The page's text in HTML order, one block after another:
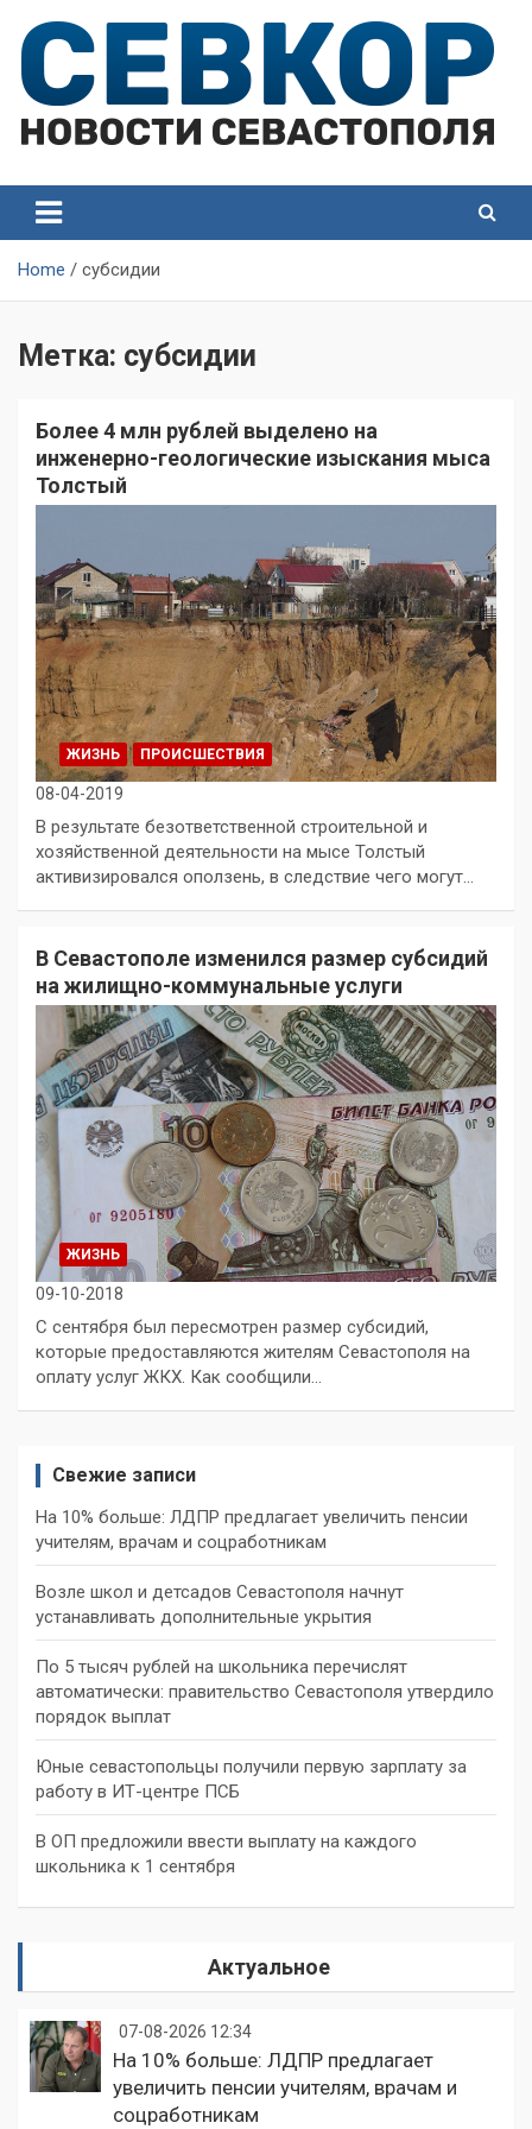
content
Севастополя
Севастополя
Home субсидии
Метка: субсидии
Более 4 млн рублей выделено на
инженерно-геологические изыскания мыса
Толстый
ЖИЗНЬ ПРОИСШЕСТВИЯ
08-04-2019
В результате безответственной строительной и
хозяйственной деятельности на мысе Толстый
активизировался оползень, в следствие чего могут…
В Севастополе изменился размер субсидий
на жилищно-коммунальные услуги
ЖИЗНЬ
09-10-2018
С сентября был пересмотрен размер субсидий,
которые предоставляются жителям Севастополя на
оплату услуг ЖКХ. Как сообщили…
Свежие записи
На 10% больше: ЛДПР предлагает увеличить пенсии
учителям, врачам и соцработникам
Возле школ и детсадов Севастополя начнут
устанавливать дополнительные укрытия
По 5 тысяч рублей на школьника перечислят
автоматически: правительство Севастополя утвердило
порядок выплат
Юные севастопольцы получили первую зарплату за
работу в ИТ-центре ПСБ
В ОП предложили ввести выплату на каждого
школьника к 1 сентября
Актуальное
07-08-2026 12:34
На 10% больше: ЛДПР предлагает
увеличить пенсии учителям, врачам и
соцработникам